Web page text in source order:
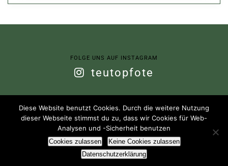
FOLGE UNS AUF INSTAGRAM
teutopfote
(C) 2020- Teuto-Pfote. All Rights Reserved.
IMPRESSUM
Diese Website benutzt Cookies. Durch die weitere Nutzung
dieser Webseite stimmst du zu, dass wir Cookies für Web-
Analysen und -Sicherheit benutzen
Cookies zulassen
Keine Cookies zulassen
Datenschutzerklärung